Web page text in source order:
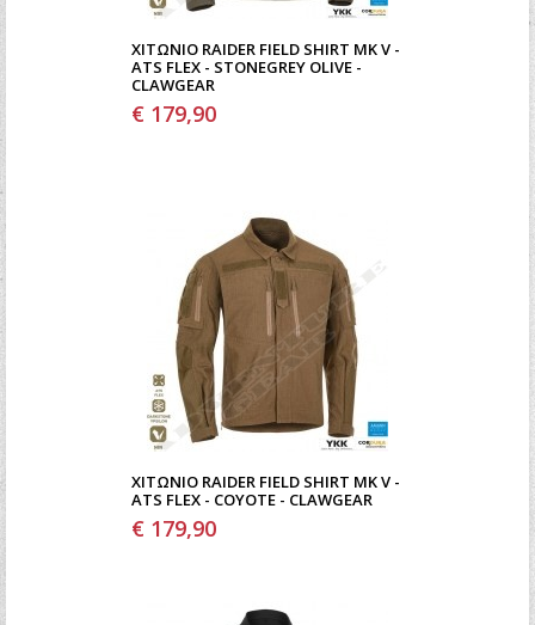
ΧΙΤΏΝΙΟ RAIDER FIELD SHIRT MK V -
ATS FLEX - STONEGREY OLIVE -
CLAWGEAR
€ 179,90
ΧΙΤΏΝΙΟ RAIDER FIELD SHIRT MK V -
ATS FLEX - COYOTE - CLAWGEAR
€ 179,90